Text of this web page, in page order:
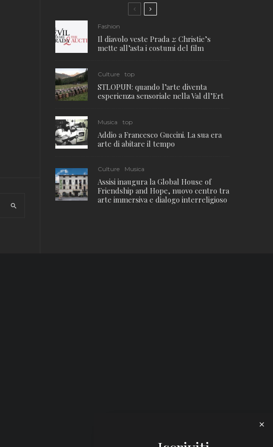
Fashion
Il diavolo veste Prada 2: Christie’s
mette all’asta i costumi del film
Culture top
STLOPUN: quando l’arte diventa
esperienza sensoriale nella Val dl’Ert
Musica top
Addio a Francesco Guccini. La sua era
arte di abitare il tempo
Culture Musica
Assisi inaugura la Global House of
Friendship and Hope, nuovo centro tra
arte immersiva e dialogo interreligioso